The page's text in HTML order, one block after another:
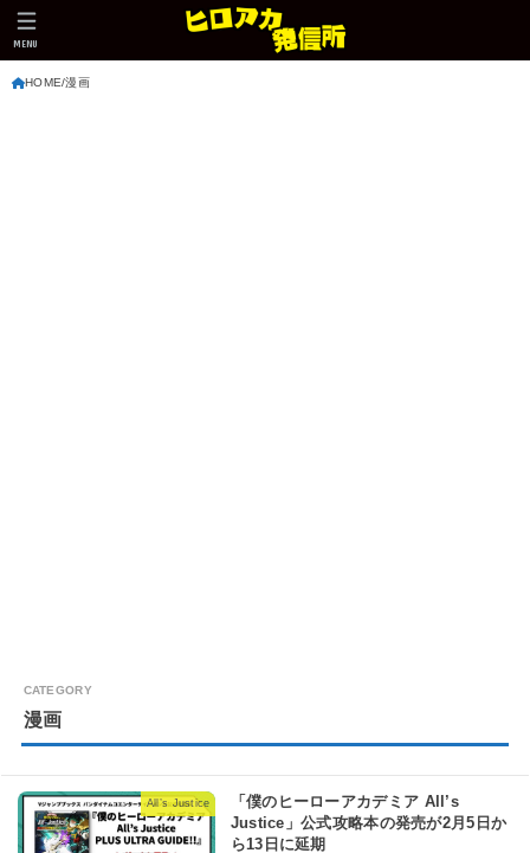
MENU
HOME 漫画
漫画
All’s Justice
「僕のヒーローアカデミア All’s
Justice」公式攻略本の発売が2月5日か
ら13日に延期